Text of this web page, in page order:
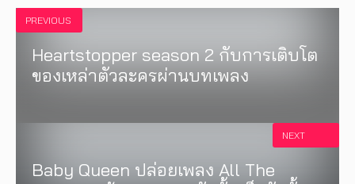
PREVIOUS
Heartstopper season 2 กับการเติบโต
ของเหล่าตัวละครผ่านบทเพลง
Baby Queen ปล่อยเพลง All The
NEXT